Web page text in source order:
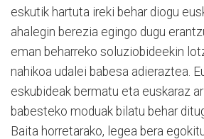
eskutik hartuta ireki behar diogu
ahalegin berezia egingo dugu
eman beharreko soluziobideekin
nahikoa udalei babesa adieraztea.
eskubideak bermatu eta euskaraz
babesteko moduak bilatu behar
Baita horretarako, legea bera